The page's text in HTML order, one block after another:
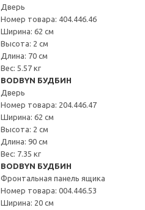
Дверь
Номер товара: 404.446.46
Ширина: 62 см
Высота: 2 см
Длина: 70 см
Вес: 5.57 кг
BODBYN БУДБИН
Дверь
Номер товара: 204.446.47
Ширина: 62 см
Высота: 2 см
Длина: 90 см
Вес: 7.35 кг
BODBYN БУДБИН
Фронтальная панель ящика
Номер товара: 004.446.53
Ширина: 20 см